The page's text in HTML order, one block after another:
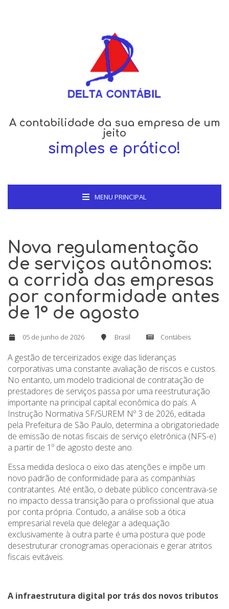
A contabilidade da sua empresa de um
jeito
simples e prático!
MENU PRINCIPAL
Nova regulamentação
de serviços autônomos:
a corrida das empresas
por conformidade antes
de 1º de agosto
05 de junho de 2026 Brasil Contábeis
A gestão de terceirizados exige das lideranças
corporativas uma constante avaliação de riscos e custos.
No entanto, um modelo tradicional de contratação de
prestadores de serviços passa por uma reestruturação
importante na principal capital econômica do país. A
Instrução Normativa SF/SUREM Nº 3 de 2026, editada
pela Prefeitura de São Paulo, determina a obrigatoriedade
de emissão de notas fiscais de serviço eletrônica (NFS-e)
a partir de 1º de agosto deste ano.
Essa medida desloca o eixo das atenções e impõe um
novo padrão de conformidade para as companhias
contratantes. Até então, o debate público concentrava-se
no impacto dessa transição para o profissional que atua
por conta própria. Contudo, a análise sob a ótica
empresarial revela que delegar a adequação
exclusivamente à outra parte é uma postura que pode
desestruturar cronogramas operacionais e gerar atritos
fiscais evitáveis.
A infraestrutura digital por trás dos novos tributos